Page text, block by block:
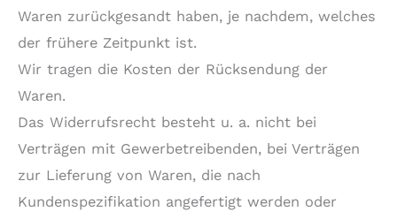
Waren zurückgesandt haben, je nachdem, welches
der frühere Zeitpunkt ist.
Wir tragen die Kosten der Rücksendung der
Waren.
Das Widerrufsrecht besteht u. a. nicht bei
Verträgen mit Gewerbetreibenden, bei Verträgen
zur Lieferung von Waren, die nach
Kundenspezifikation angefertigt werden oder